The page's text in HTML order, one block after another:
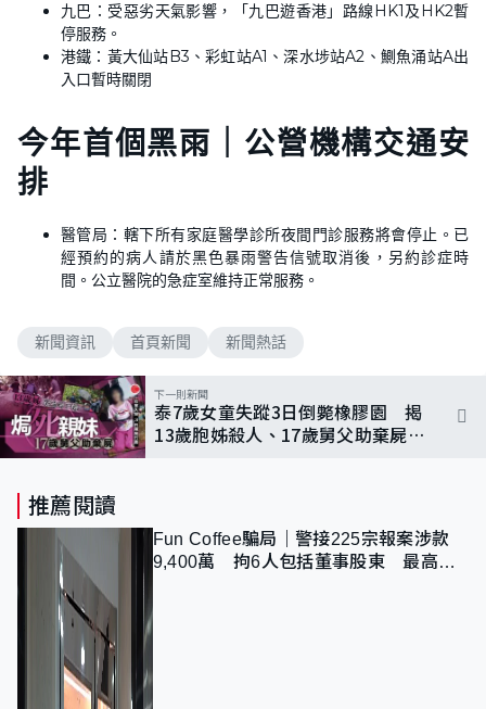
九巴：受惡劣天氣影響，「九巴遊香港」路線HK1及HK2暫
停服務。
港鐵：黃大仙站B3、彩虹站A1、深水埗站A2、鰂魚涌站A出
入口暫時關閉
今年首個黑雨｜公營機構交通安
排
醫管局：轄下所有家庭醫學診所夜間門診服務將會停止。已
經預約的病人請於黑色暴雨警告信號取消後，另約診症時
間。公立醫院的急症室維持正常服務。
新聞資訊 首頁新聞 新聞熱話
下一則新聞
泰7歲女童失蹤3日倒斃橡膠園 揭
13歲胞姊殺人、17歲舅父助棄屍
推薦閱讀
Fun Coffee騙局｜警接225宗報案涉款
9,400萬 拘6人包括董事股東 最高金